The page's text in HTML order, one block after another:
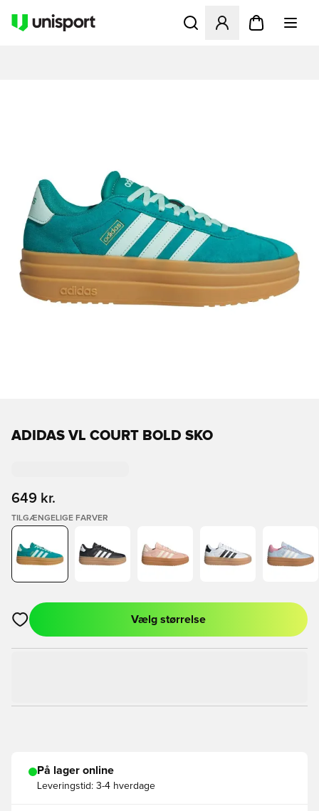
Åbner en Modal til at
ADIDAS VL COURT BOLD SKO
649 kr.
TILGÆNGELIGE FARVER
Åbner en Modal til at logge ind eller tilmelde dig som medlem
Vælg størrelse
På lager online
Leveringstid: 3-4 hverdage